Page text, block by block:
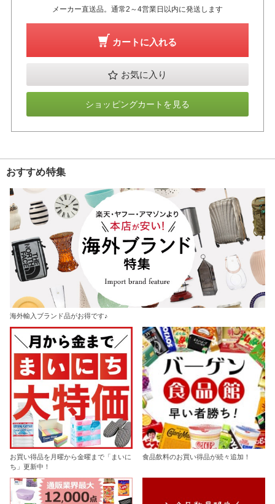
メーカー直送品。通常2～4営業日以内に発送します
カートに入れる
お気に入り
ショッピングカートを見る
おすすめ特集
海外輸入ブランド品がお得です♪
お買い得品を月曜から金曜まで「まいに
ち」更新中！
食品飲料のお買い得品が続々追加！